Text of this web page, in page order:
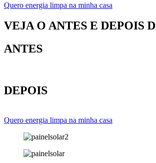
Quero energia limpa na minha casa
VEJA O ANTES E DEPOIS
ANTES
DEPOIS
Quero energia limpa na minha casa